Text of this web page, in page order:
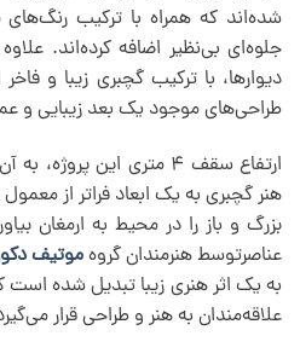
شده‌اند که همراه با ترکیب رنگ‌های
جلوه‌ای بی‌نظیر اضافه کرده‌اند.
دیوارها، با ترکیب گچبری زیبا و
طراحی‌های موجود یک بعد زیبایی و
ارتفاع سقف ۴ متری این
هنر گچبری به یک ابعاد فراتر از
بزرگ و باز را در محیط به ارمغان
عناصرتوسط هنرمندان گروهموتیف
به یک اثر هنری زیبا تبدیل شده
علاقه‌مندان به هنر و طراحی قرار